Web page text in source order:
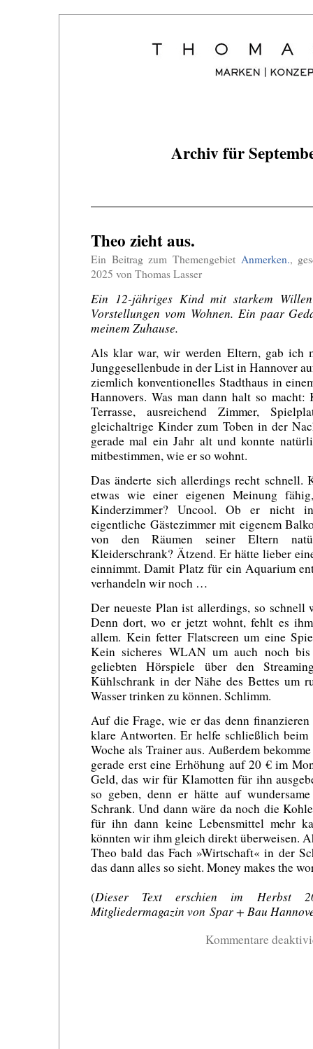
Archiv für
Theo zieht aus.
Ein Beitrag zum Themengebiet Anmerken.,
2025 von Thomas Lasser
Ein 12-jähriges Kind mit starkem
Vorstellungen vom Wohnen. Ein paar
meinem Zuhause.
Als klar war, wir werden Eltern, gab ich
Junggesellenbude in der List in Hannover
ziemlich konventionelles Stadthaus in
Hannovers. Was man dann halt so
Terrasse, ausreichend Zimmer,
gleichaltrige Kinder zum Toben in der
gerade mal ein Jahr alt und konnte
mitbestimmen, wie er so wohnt.
Das änderte sich allerdings recht schnell.
etwas wie einer eigenen Meinung
Kinderzimmer? Uncool. Ob er nicht
eigentliche Gästezimmer mit eigenem
von den Räumen seiner Eltern
Kleiderschrank? Ätzend. Er hätte lieber
einnimmt. Damit Platz für ein Aquarium
verhandeln wir noch …
Der neueste Plan ist allerdings, so schnell
Denn dort, wo er jetzt wohnt, fehlt es
allem. Kein fetter Flatscreen um eine
Kein sicheres WLAN um auch noch
geliebten Hörspiele über den
Kühlschrank in der Nähe des Bettes um
Wasser trinken zu können. Schlimm.
Auf die Frage, wie er das denn
klare Antworten. Er helfe schließlich
Woche als Trainer aus. Außerdem
gerade erst eine Erhöhung auf 20 € im
Geld, das wir für Klamotten für ihn
so geben, denn er hätte auf
Schrank. Und dann wäre da noch die
für ihn dann keine Lebensmittel mehr
könnten wir ihm gleich direkt überweisen.
Theo bald das Fach »Wirtschaft« in der
das dann alles so sieht. Money makes the
(Dieser Text erschien im Herbst
Mitgliedermagazin von Spar + Bau
Kommentare